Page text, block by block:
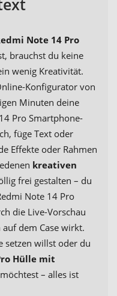
Note 14 Pro
brauchst du keine
wenig Kreativität.
Konfigurator von
Minuten deine
Pro Smartphone-
füge Text oder
Effekte oder Rahmen
kreativen
frei gestalten – du
Note 14 Pro
die Live-Vorschau
dem Case wirkt.
setzen willst oder du
Hülle mit
– alles ist